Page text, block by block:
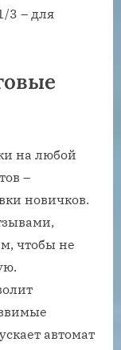
3 – для
на любой
–
новичков.
чтобы не
автомат